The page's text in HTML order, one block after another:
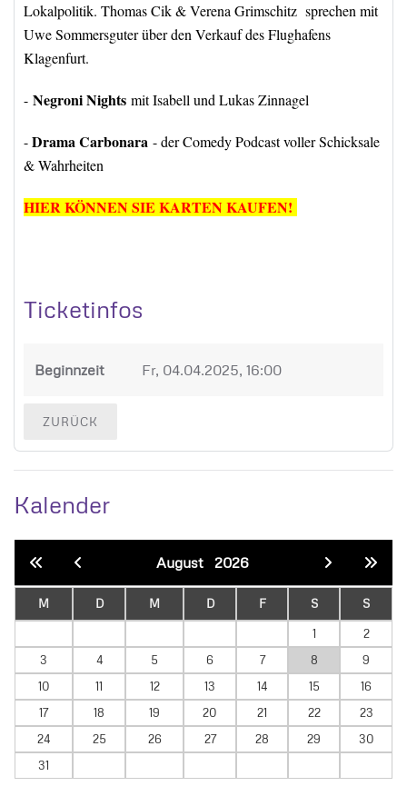
Lokalpolitik. Thomas Cik & Verena Grimschitz sprechen mit
Uwe Sommersguter über den Verkauf des Flughafens
Klagenfurt.
- Negroni Nights mit Isabell und Lukas Zinnagel
-Drama Carbonara - der Comedy Podcast voller Schicksale
& Wahrheiten
HIER KÖNNEN SIE KARTEN KAUFEN!
Ticketinfos
Beginnzeit Fr, 04.04.2025, 16:00
ZURÜCK
Kalender
August 2026
M D M D F S S
1
2
3
4 5 6 7 8
9
10
11 12 13 14 15
16
17
18 19 20 21 22
23
24
25 26 27 28 29
30
31